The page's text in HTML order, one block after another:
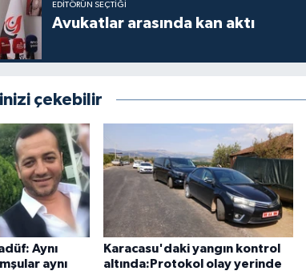
EDITÖRÜN SEÇTIĞI
Avukatlar arasında kan aktı
çekebilir
Aynı
aynı
Karacasu'daki yangın kontrol
altında:Protokol olay yerinde